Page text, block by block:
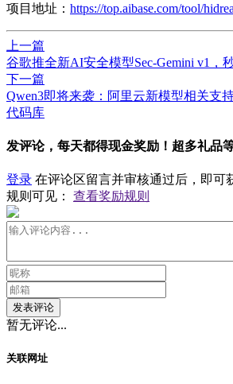
项目地址： https://top.aibase.com/tool/
上一篇
谷歌推全新AI安全模型Sec-Gemini v1，
下一篇
Qwen3即将来袭：阿里云新模型相关支
代码库
发评论，每天都得现金奖励！超多礼品
登录 在评论区留言并审核通过后，即可
规则可见： 查看奖励规则
发表评论
暂无评论...
关联网址